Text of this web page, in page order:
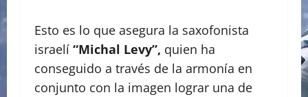
Esto es lo que asegura la saxofonista
israelí “Michal Levy”, quien ha
conseguido a través de la armonía en
conjunto con la imagen lograr una de